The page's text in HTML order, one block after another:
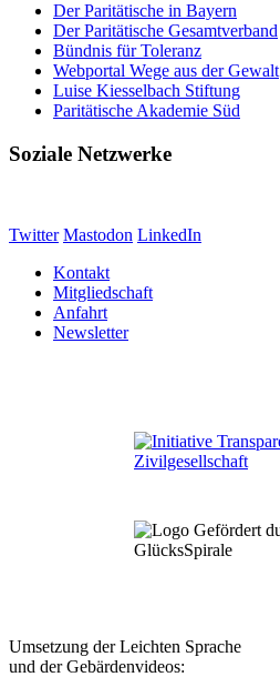
Der Paritätische in Bayern
Der Paritätische Gesamtverband
Bündnis für Toleranz
Webportal Wege aus der Gewalt
Luise Kiesselbach Stiftung
Paritätische Akademie Süd
Soziale Netzwerke
Twitter Mastodon LinkedIn
Kontakt
Mitgliedschaft
Anfahrt
Newsletter
Umsetzung der Leichten Sprache
und der Gebärdenvideos: